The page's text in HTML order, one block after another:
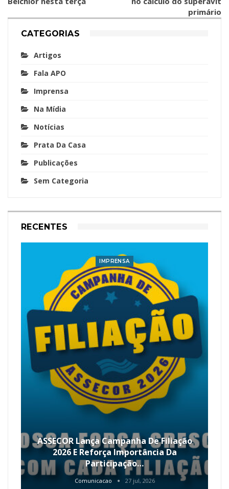
primário
CATEGORIAS
Artigos
Fala APO
Imprensa
Na Mídia
Notícias
Prata Da Casa
Publicações
Sem Categoria
RECENTES
IMPRENSA
ASSECOR Lança Campanha De Filiação
2026 E Reforça Importância Da
Participação…
Comunicacao 27 jul, 2026